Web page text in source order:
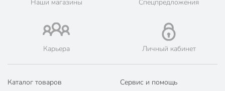
Антипригарное покрытие
Можно мыть в посудомоечной
для
посудомоечной
машины
Наши магазины Спецпредложения
Карьера Личный кабинет
Каталог товаров Сервис и помощь